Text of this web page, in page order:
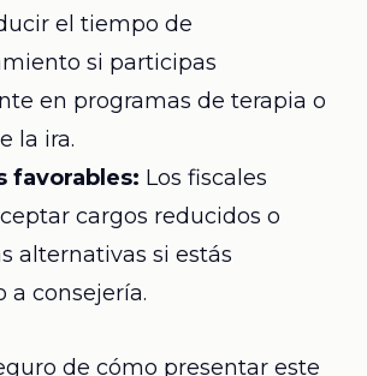
el tiempo de
si participas
en programas de terapia o
la ira.
favorables: Los fiscales
cargos reducidos o
alternativas si estás
a consejería.
de cómo presentar este